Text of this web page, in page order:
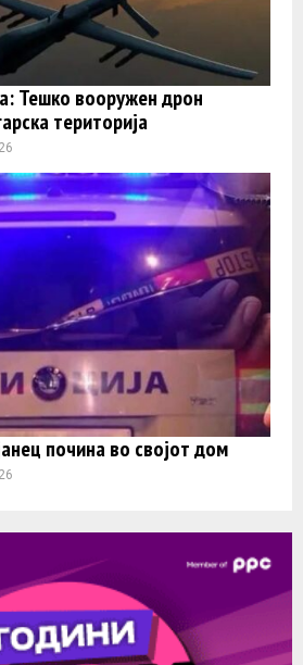
Тешко вооружен дрон
територија
почина во својот дом